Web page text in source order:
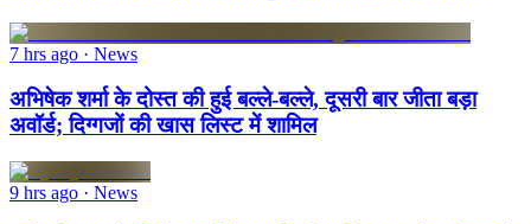
7 hrs ago · News
अभिषेक शर्मा के दोस्त की हुई बल्ले-बल्ले, दूसरी बार जीता बड़ा
अवॉर्ड; दिग्गजों की खास लिस्ट में शामिल
9 hrs ago · News